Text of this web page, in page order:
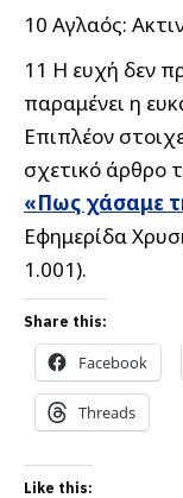
10 Αγλαός:
11 Η ευχή δεν
παραμένει η
Επιπλέον
σχετικό άρθρο
«Πως χάσαμε
Εφημερίδα
1.001).
Share this:
Facebook
Threads
Like this: